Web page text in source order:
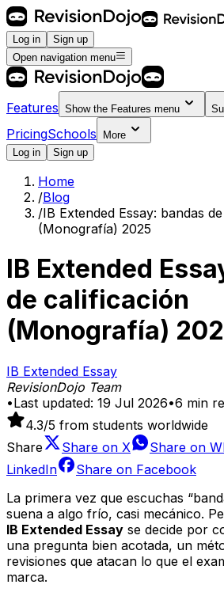
Log in
Sign up
Open navigation menu
Features Show the Features menu
PricingSchools
More
Log in
Sign up
Home
/Blog
/IB Extended Essay: bandas
(Monografía) 2025
IB Extended
de calificación
(Monografía)
IB Extended Essay
RevisionDojo Team
•Last updated: 19 Jul 2026•6 min
4.3/5 from students worldwide
Share
Share on X Share on
LinkedIn
Share on Facebook
La primera vez que escuchas
suena a algo frío, casi mecánico.
IB Extended Essay se decide por
una pregunta bien acotada, un
revisiones que atacan lo que el
marca.